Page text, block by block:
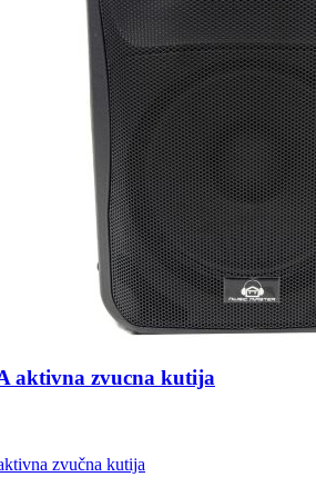
aktivna zvucna kutija